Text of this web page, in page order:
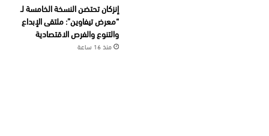
إنزكان تحتضن النسخة الخامسة لـ
“معرض تيفاوين”: ملتقى الإبداع
والتنوع والفرص الاقتصادية
منذ 16 ساعة